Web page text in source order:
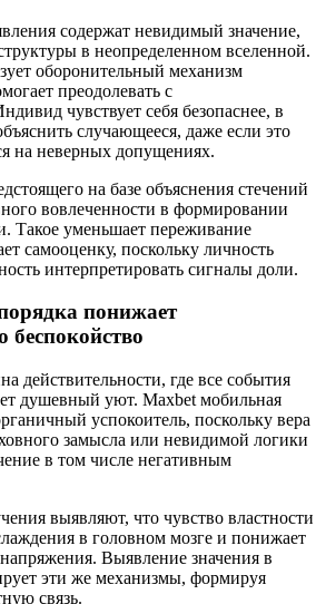
содержат невидимый значение,
в неопределенном вселенной.
оборонительный механизм
преодолевать с
чувствует себя безопаснее, в
случающееся, даже если это
на неверных допущениях.
на базе объяснения стечений
вовлеченности в формировании
Такое уменьшает переживание
самооценку, поскольку личность
интерпретировать сигналы доли.
понижает
беспокойство
действительности, где все события
душевный уют. Maxbet мобильная
успокоитель, поскольку вера
замысла или невидимой логики
в том числе негативным
выявляют, что чувство властности
в головном мозге и понижает
Выявление значения в
эти же механизмы, формируя
связь.